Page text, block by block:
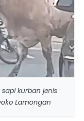
kurban jenis
Lamongan